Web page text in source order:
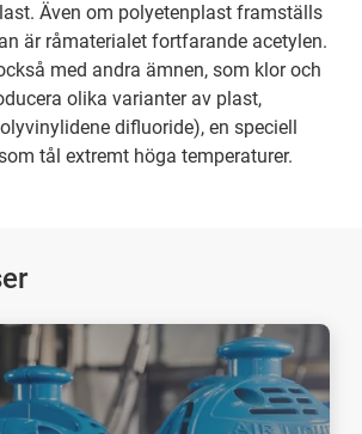
Även om polyetenplast framställs
är råmaterialet fortfarande acetylen.
med andra ämnen, som klor och
olika varianter av plast,
difluoride), en speciell
tål extremt höga temperaturer.